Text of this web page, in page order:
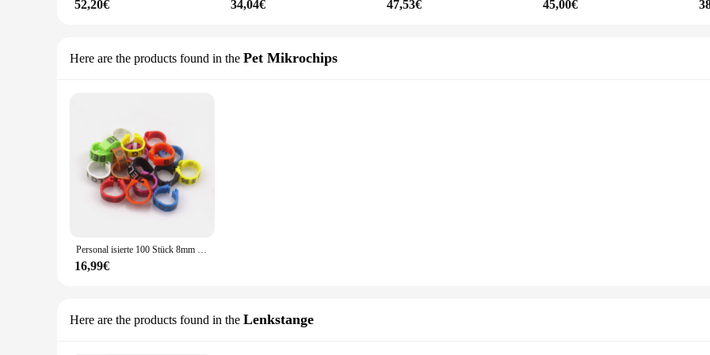
52,20€ 34,04€ 47,53€ 45,00€
Here are the products found in the Pet Mikrochips
Personal isierte 100 Stück 8mm Kunststoff Tauben bänder Ringe, Fuß runde Etiketten clips für Tauben taube-benutzer definierte Laser gravur
16,99€
Here are the products found in the Lenkstange